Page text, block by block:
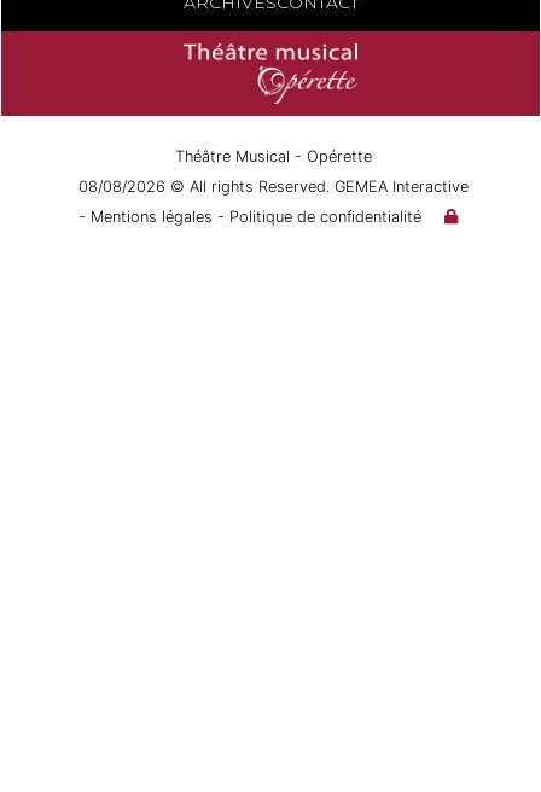
Théâtre Musical - Opérette
08/08/2026 © All rights Reserved. GEMEA Interactive
- Mentions légales - Politique de confidentialité